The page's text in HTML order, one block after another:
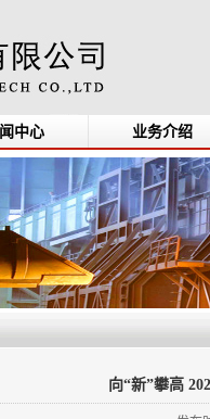
中心 业务介绍
向“新”攀高